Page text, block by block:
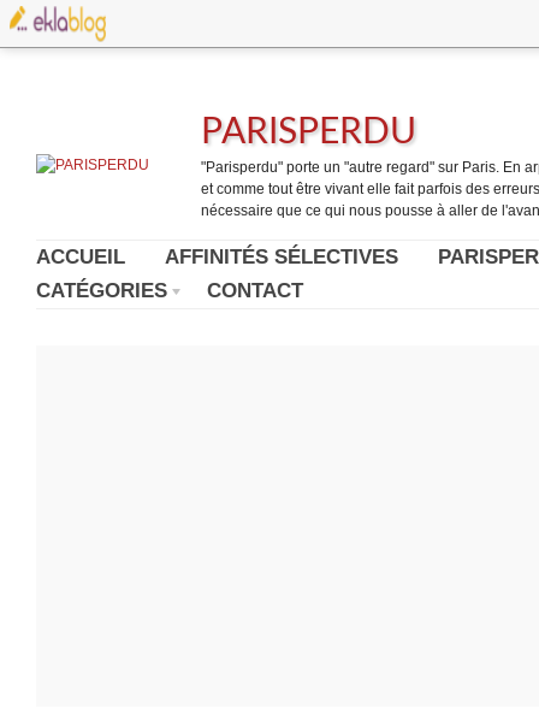
PARISPERDU
"Parisperdu" porte un "autre regard" sur Paris. En
et comme tout être vivant elle fait parfois des
nécessaire que ce qui nous pousse à aller de
ACCUEIL AFFINITÉS SÉLECTIVES
CATÉGORIES
CONTACT